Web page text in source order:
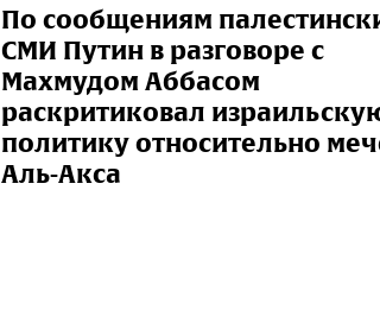
По сообщениям
СМИ Путин в разговоре с
Махмудом Аббасом
раскритиковал
политику относительно
Аль-Акса